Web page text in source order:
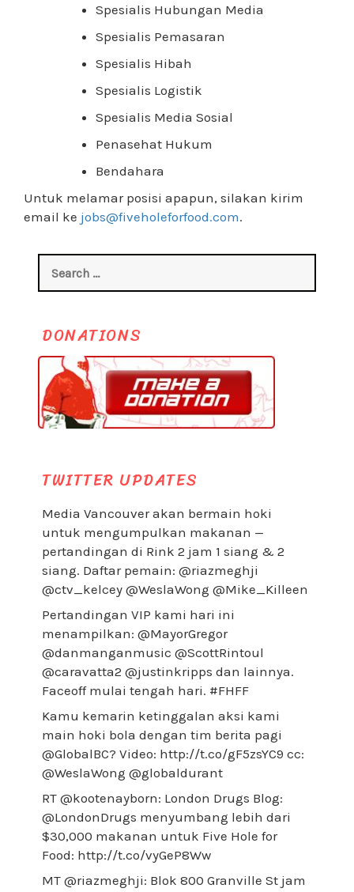
Spesialis Hubungan Media
Spesialis Pemasaran
Spesialis Hibah
Spesialis Logistik
Spesialis Media Sosial
Penasehat Hukum
Bendahara
Untuk melamar posisi apapun, silakan kirim
email ke jobs@fiveholeforfood.com.
for:
DONATIONS
TWITTER UPDATES
Media Vancouver akan bermain hoki
untuk mengumpulkan makanan —
pertandingan di Rink 2 jam 1 siang & 2
siang. Daftar pemain: @riazmeghji
@ctv_kelcey @WeslaWong @Mike_Killeen
Pertandingan VIP kami hari ini
menampilkan: @MayorGregor
@danmanganmusic @ScottRintoul
@caravatta2 @justinkripps dan lainnya.
Faceoff mulai tengah hari. #FHFF
Kamu kemarin ketinggalan aksi kami
main hoki bola dengan tim berita pagi
@GlobalBC? Video: http://t.co/gF5zsYC9 cc:
@WeslaWong @globaldurant
RT @kootenayborn: London Drugs Blog:
@LondonDrugs menyumbang lebih dari
$30,000 makanan untuk Five Hole for
Food: http://t.co/vyGeP8Ww
MT @riazmeghji: Blok 800 Granville St jam